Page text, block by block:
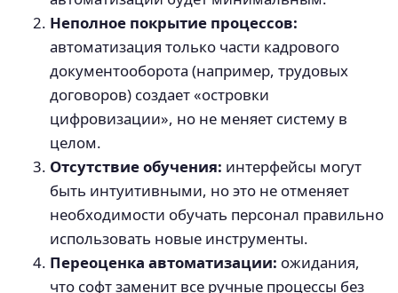
Неполное покрытие процессов:
автоматизация только части кадрового
документооборота (например, трудовых
договоров) создает «островки
цифровизации», но не меняет систему в
целом.
Отсутствие обучения: интерфейсы могут
быть интуитивными, но это не отменяет
необходимости обучать персонал правильно
использовать новые инструменты.
Переоценка автоматизации: ожидания,
что софт заменит все ручные процессы без